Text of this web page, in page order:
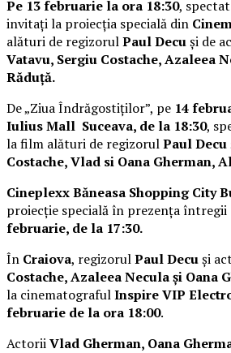
Pe 13 februarie la ora 18:30,
invitați la proiecția specială din
alături de regizorulPaul Decuși de
Vatavu, Sergiu Costache, Azaleea
Răduță.
De „Ziua Îndrăgostiților”, pe 14
Iulius Mall Suceava, de la 18:30,
la film alături de regizorulPaul Decu
Costache, Vlad si Oana Gherman,
Cineplexx Băneasa Shopping City
proiecție specială în prezența întregii
februarie, de la 17:30.
În Craiova, regizorulPaul Decuși
Costache, Azaleea Necula și Oana
la cinematografulInspire VIP
februarie de la ora 18:00.
ActoriiVlad Gherman, Oana